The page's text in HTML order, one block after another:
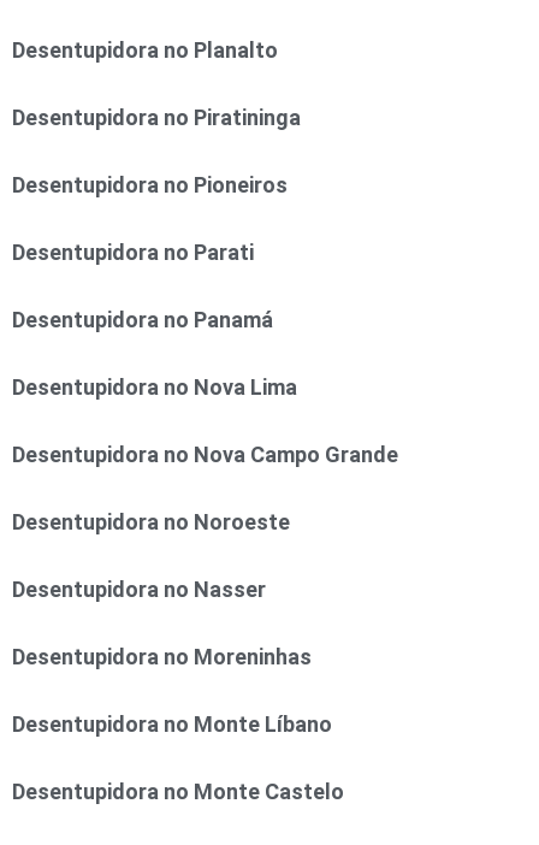
Desentupidora no Planalto
Desentupidora no Piratininga
Desentupidora no Pioneiros
Desentupidora no Parati
Desentupidora no Panamá
Desentupidora no Nova Lima
Desentupidora no Nova Campo Grande
Desentupidora no Noroeste
Desentupidora no Nasser
Desentupidora no Moreninhas
Desentupidora no Monte Líbano
Desentupidora no Monte Castelo